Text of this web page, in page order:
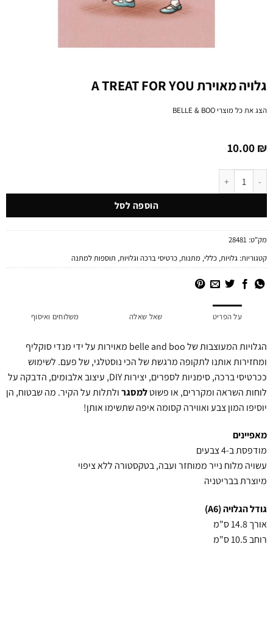
גלויה מאוירת A TREAT FOR YOU
הצג את כל מוצריBELLE & BOO
10.00₪
כמות של גלויה מאוירת A TREAT FOR YOU
הוספה לסל
מק"ט:28481
קטגוריות:גלויות,כללי,מתנות,כרטיסי ברכה וגלויות,תוספות למתנה
על הפריט שאל שאלה משלוחים ואיסוף
הגלויות המעוצבות של belle and boo מאוירות על ידי מנדי סוקליף
ומחזירות אותנו לתקופה מרגשת של הכי נוסטלגי, של פעם. לשימוש
ככרטיסי ברכה, סימניות לספרים, יצירות DIY, עיצוב אלבומים, הדבקה על
לוחות השראה ומקררים, או פשוטלמסגרולתלות על הקיר. מה שבטוח, הן
יוסיפו המון צבע ואווירה קסומה איפה שתשימו אותן!
מאפיינים
מודפסת ב-4 צבעים
עשויה מלוח נייר ממוחזר ועבה, בטקסטורה ללא ציפוי
מיוצרת בבריטניה
גודל הגלויה (A6)
אורך 14.8 ס"מ
רוחב 10.5 ס"מ